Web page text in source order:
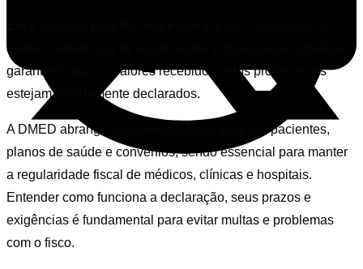
dados, conferência de rendimentos e fiscalização tributária,
garantindo que os valores recebidos pelos profissionais
estejam devidamente declarados.
A DMED abrange pagamentos realizados por pacientes,
planos de saúde e convênios, sendo essencial para manter
a regularidade fiscal de médicos, clínicas e hospitais.
Entender como funciona a declaração, seus prazos e
exigências é fundamental para evitar multas e problemas
com o fisco.